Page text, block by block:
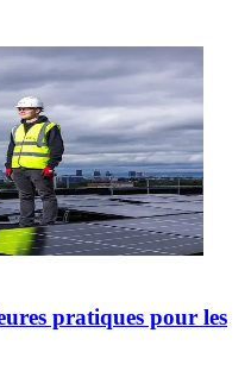
pratiques pour les